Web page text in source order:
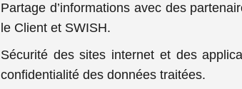
Partage d’informations avec des
le Client et SWISH.
Sécurité des sites internet et des
confidentialité des données traitées.